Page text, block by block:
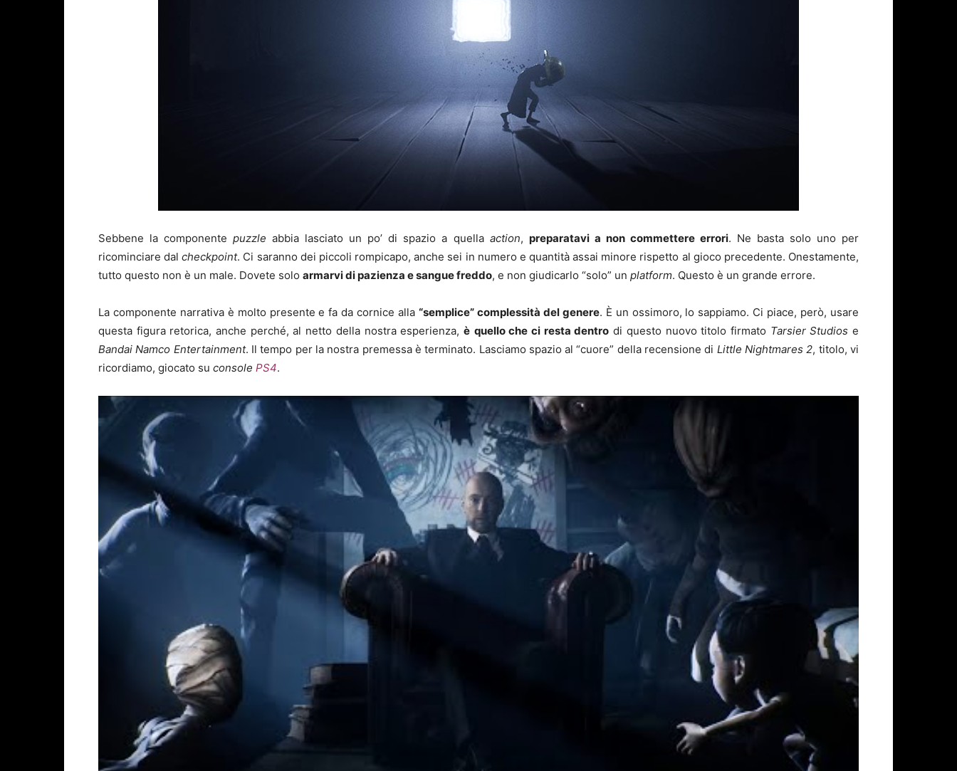
Sebbene la componentepuzzle abbia lasciato un po’ di spazio a quella action, preparatavi a non commettere errori. Ne basta solo uno per
ricominciare dalcheckpoint. Ci saranno dei piccoli rompicapo, anche sei in numero e quantità assai minore rispetto al gioco precedente. Onestamente,
tutto questo non è un male. Dovete solo armarvi di pazienza e sangue freddo, e non giudicarlo “solo” un platform. Questo è un grande errore.
La componente narrativa è molto presente e fa da cornice alla“semplice” complessità del genere. È un ossimoro, lo sappiamo. Ci piace, però, usare
questa figura retorica, anche perché, al netto della nostra esperienza, è quello che ci resta dentro di questo nuovo titolo firmato Tarsier Studios e
Bandai Namco Entertainment. Il tempo per la nostra premessa è terminato. Lasciamo spazio al “cuore” della recensione di Little Nightmares 2, titolo, vi
ricordiamo, giocato su console PS4.